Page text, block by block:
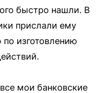
быстро нашли. В
прислали ему
изготовлению
мои банковские